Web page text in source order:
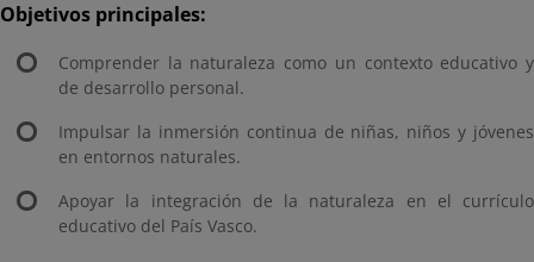
Objetivos principales:
Comprender la naturaleza como un contexto educativo y
de desarrollo personal.
Impulsar la inmersión continua de niñas, niños y jóvenes
en entornos naturales.
Apoyar la integración de la naturaleza en el currículo
educativo del País Vasco.